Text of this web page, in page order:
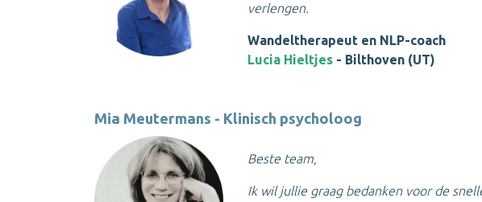
verlengen.
Wandeltherapeut en NLP-coach
Lucia Hieltjes - Bilthoven (UT)
Mia Meutermans - Klinisch psycholoog
Beste team,
Ik wil jullie graag bedanken voor de